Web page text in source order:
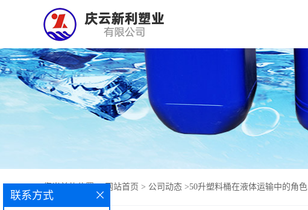
网站首页 > 公司动态 >50升塑料桶在液体运输中的角色
联系方式